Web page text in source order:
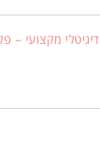
מקצועי –